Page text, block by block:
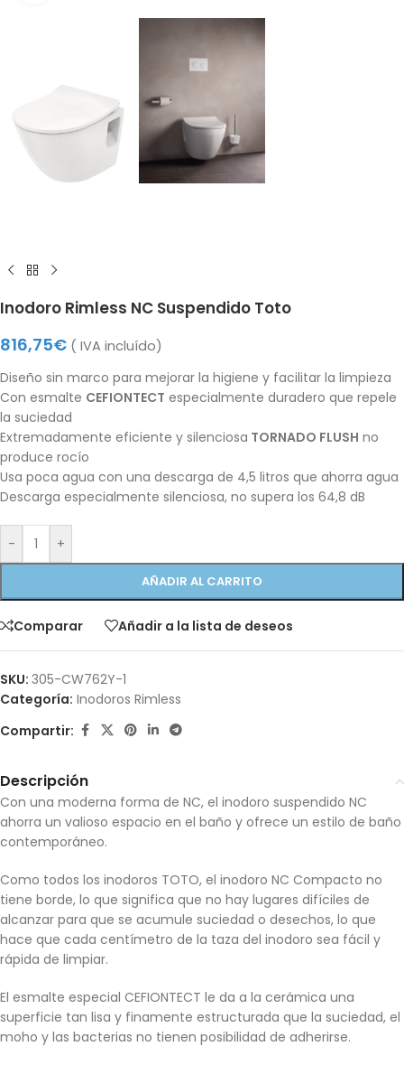
Inodoro Rimless NC Suspendido Toto
816,75€ ( IVA incluído)
Diseño sin marco para mejorar la higiene y facilitar la limpieza
Con esmalte CEFIONTECT especialmente duradero que repele
la suciedad
Extremadamente eficiente y silenciosa TORNADO FLUSH no
produce rocío
Usa poca agua con una descarga de 4,5 litros que ahorra agua
Descarga especialmente silenciosa, no supera los 64,8 dB
- +
AÑADIR AL CARRITO
Comparar Añadir a la lista de deseos
SKU: 305-CW762Y-1
Categoría: Inodoros Rimless
Compartir:
Descripción
Con una moderna forma de NC, el inodoro suspendido NC
ahorra un valioso espacio en el baño y ofrece un estilo de baño
contemporáneo.
Como todos los inodoros TOTO, el inodoro NC Compacto no
tiene borde, lo que significa que no hay lugares difíciles de
alcanzar para que se acumule suciedad o desechos, lo que
hace que cada centímetro de la taza del inodoro sea fácil y
rápida de limpiar.
El esmalte especial CEFIONTECT le da a la cerámica una
superficie tan lisa y finamente estructurada que la suciedad, el
moho y las bacterias no tienen posibilidad de adherirse.